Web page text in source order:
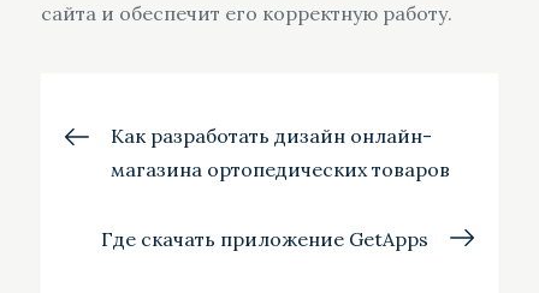
сайта и обеспечит его корректную работу.
Навигация
по
записям
Как разработать дизайн онлайн-
магазина ортопедических товаров
Где скачать приложение GetApps